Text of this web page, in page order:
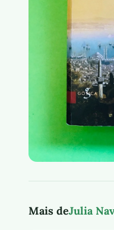
Mais deJulia